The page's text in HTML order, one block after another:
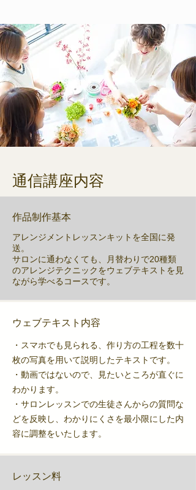
通信講座内容
​作品制作基本
アレンジメントレッスンキットを全国に発
送。
サロンに通わなくても、月替わりで20種類
のアレンジテクニックをウェブテキストを見
ながら学べるコースです。
​ウェブテキスト内容
・スマホでも見られる、作り方の工程を数十
枚の写真を用いて説明したテキストです。
・動画ではないので、見たいところが直ぐに
わかります。
・サロンレッスンでの生徒さんからの質問な
どを反映し、わかりにくさを最小限にした内
容に調整をいたします。
レッスン料